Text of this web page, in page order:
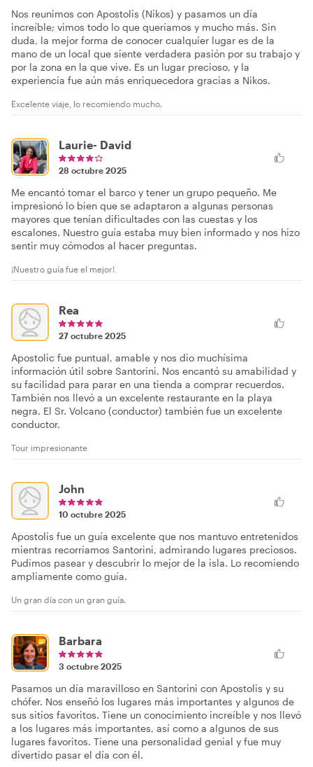
Nos reunimos con Apostolis (Nikos) y pasamos un día
increíble; vimos todo lo que queríamos y mucho más. Sin
duda, la mejor forma de conocer cualquier lugar es de la
mano de un local que siente verdadera pasión por su trabajo y
por la zona en la que vive. Es un lugar precioso, y la
experiencia fue aún más enriquecedora gracias a Nikos.
Excelente viaje, lo recomiendo mucho.
Laurie- David
28 octubre 2025
Me encantó tomar el barco y tener un grupo pequeño. Me
impresionó lo bien que se adaptaron a algunas personas
mayores que tenían dificultades con las cuestas y los
escalones. Nuestro guía estaba muy bien informado y nos hizo
sentir muy cómodos al hacer preguntas.
¡Nuestro guía fue el mejor!
Rea
27 octubre 2025
Apostolic fue puntual, amable y nos dio muchísima
información útil sobre Santorini. Nos encantó su amabilidad y
su facilidad para parar en una tienda a comprar recuerdos.
También nos llevó a un excelente restaurante en la playa
negra. El Sr. Volcano (conductor) también fue un excelente
conductor.
Tour impresionante
John
10 octubre 2025
Apostolis fue un guía excelente que nos mantuvo entretenidos
mientras recorríamos Santorini, admirando lugares preciosos.
Pudimos pasear y descubrir lo mejor de la isla. Lo recomiendo
ampliamente como guía.
Un gran día con un gran guía.
Barbara
3 octubre 2025
Pasamos un día maravilloso en Santorini con Apostolis y su
chófer. Nos enseñó los lugares más importantes y algunos de
sus sitios favoritos. Tiene un conocimiento increíble y nos llevó
a los lugares más importantes, así como a algunos de sus
lugares favoritos. Tiene una personalidad genial y fue muy
divertido pasar el día con él.